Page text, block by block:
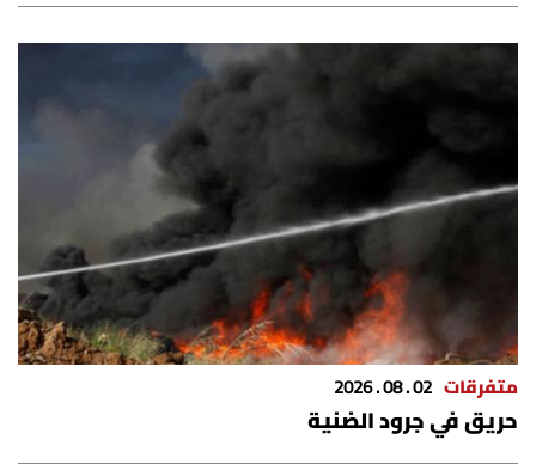
شروط الإشتراك
متفرقات 02 . 08 . 2026
حريق في جرود الضنية